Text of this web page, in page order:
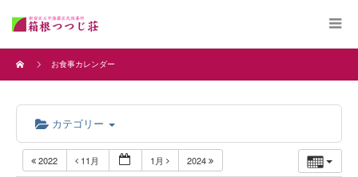
お食事カレンダー
カテゴリー
2022 11月 1月 2024